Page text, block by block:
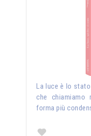
La luce è lo
che
forma più